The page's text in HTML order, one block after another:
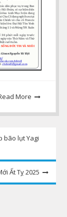
More
bão lụt Yagi
Ất Tỵ 2025